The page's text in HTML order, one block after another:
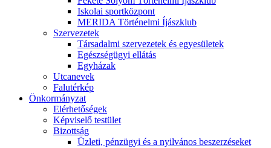
Iskolai sportközpont
MERIDA Történelmi Íjászklub
Szervezetek
Társadalmi szervezetek és egyesületek
Egészségügyi ellátás
Egyházak
Utcanevek
Falutérkép
Önkormányzat
Elérhetőségek
Képviselő testület
Bizottság
Üzleti, pénzügyi és a nyilvános beszerzéseket